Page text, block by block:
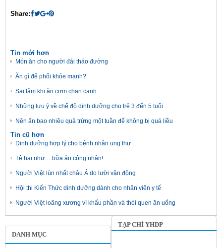
DANH MỤC
Share:
Tin mới hơn
Món ăn cho người đái tháo đường
Ăn gì để phổi khỏe mạnh?
Sai lầm khi ăn cơm chan canh
Những lưu ý về chế độ dinh dưỡng cho trẻ 3 đến 5 tuổi
Nên ăn bao nhiêu quả trứng một tuần để không bị quá liều
Tin cũ hơn
Dinh dưỡng hợp lý cho bệnh nhân ung thư
Tệ hại như… bữa ăn công nhân!
Người Việt lùn nhất châu Á do lười vận động
Hội thi Kiến Thức dinh dưỡng dành cho nhân viên y tế
Người Việt loãng xương vì khẩu phần và thói quen ăn uống
TẠP CHÍ YHDP